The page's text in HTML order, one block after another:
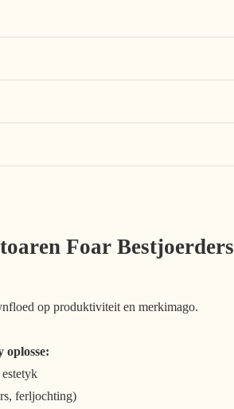
Foar Bestjoerders
op produktiviteit en merkimago.
ferljochting)